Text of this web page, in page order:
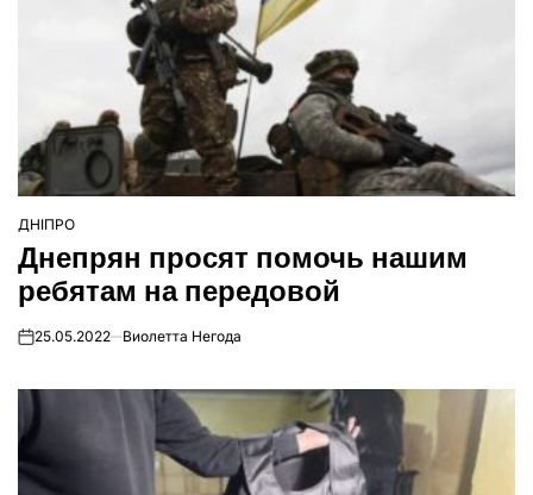
ОПУБЛІКУВАТИ
У
ДНІПРО
Днепрян просят помочь нашим
ребятам на передовой
on25.05.2022 Виолетта Негода